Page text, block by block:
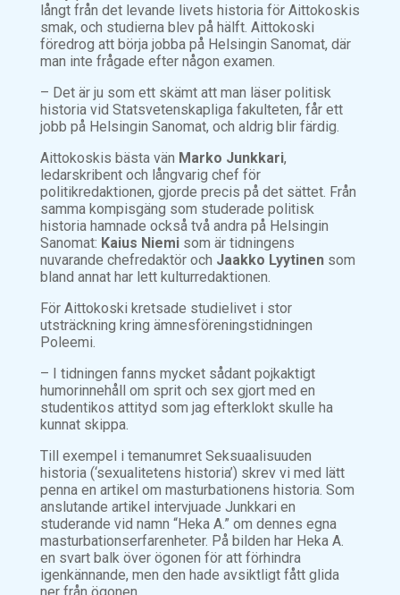
långt från det levande livets historia för Aittokoskis
smak, och studierna blev på hälft. Aittokoski
föredrog att börja jobba på Helsingin Sanomat, där
man inte frågade efter någon examen.
– Det är ju som ett skämt att man läser politisk
historia vid Statsvetenskapliga fakulteten, får ett
jobb på Helsingin Sanomat, och aldrig blir färdig.
Aittokoskis bästa vän Marko Junkkari,
ledarskribent och långvarig chef för
politikredaktionen, gjorde precis på det sättet. Från
samma kompisgäng som studerade politisk
historia hamnade också två andra på Helsingin
Sanomat: Kaius Niemi som är tidningens
nuvarande chefredaktör och Jaakko Lyytinen som
bland annat har lett kulturredaktionen.
För Aittokoski kretsade studielivet i stor
utsträckning kring ämnesföreningstidningen
Poleemi.
– I tidningen fanns mycket sådant pojkaktigt
humorinnehåll om sprit och sex gjort med en
studentikos attityd som jag efterklokt skulle ha
kunnat skippa.
Till exempel i temanumret Seksuaalisuuden
historia (‘sexualitetens historia’) skrev vi med lätt
penna en artikel om masturbationens historia. Som
anslutande artikel intervjuade Junkkari en
studerande vid namn “Heka A.” om dennes egna
masturbationserfarenheter. På bilden har Heka A.
en svart balk över ögonen för att förhindra
igenkännande, men den hade avsiktligt fått glida